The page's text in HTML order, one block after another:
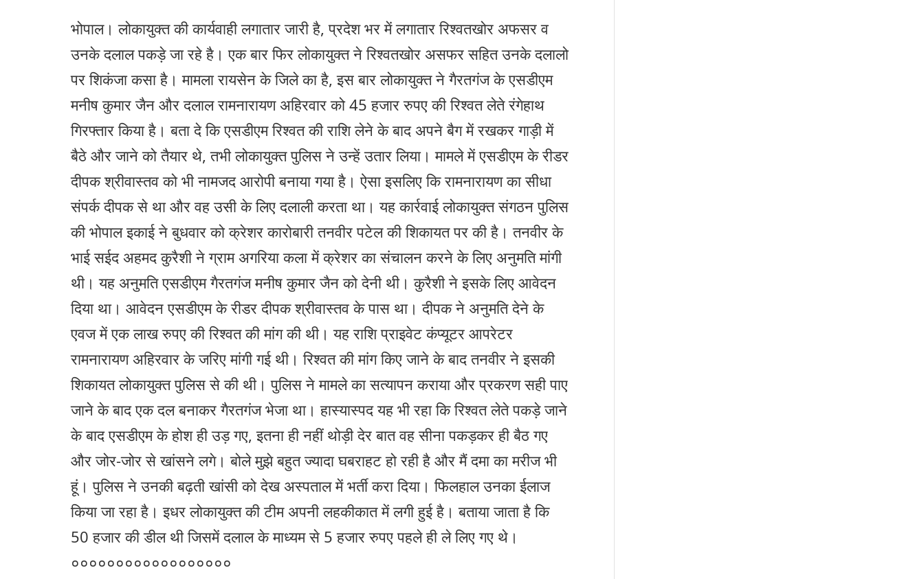
भोपाल। लोकायुक्त की कार्यवाही लगातार जारी है, प्रदेश भर में लगातार रिश्वतखोर अफसर व
उनके दलाल पकड़े जा रहे है। एक बार फिर लोकायुक्त ने रिश्वतखोर असफर सहित उनके दलालो
पर शिकंजा कसा है। मामला रायसेन के जिले का है, इस बार लोकायुक्त ने गैरतगंज के एसडीएम
मनीष कुमार जैन और दलाल रामनारायण अहिरवार को 45 हजार रुपए की रिश्वत लेते रंगेहाथ
गिरफ्तार किया है। बता दे कि एसडीएम रिश्वत की राशि लेने के बाद अपने बैग में रखकर गाड़ी में
बैठे और जाने को तैयार थे, तभी लोकायुक्त पुलिस ने उन्हें उतार लिया। मामले में एसडीएम के रीडर
दीपक श्रीवास्तव को भी नामजद आरोपी बनाया गया है। ऐसा इसलिए कि रामनारायण का सीधा
संपर्क दीपक से था और वह उसी के लिए दलाली करता था। यह कार्रवाई लोकायुक्त संगठन पुलिस
की भोपाल इकाई ने बुधवार को क्रेशर कारोबारी तनवीर पटेल की शिकायत पर की है। तनवीर के
भाई सईद अहमद कुरैशी ने ग्राम अगरिया कला में क्रेशर का संचालन करने के लिए अनुमति मांगी
थी। यह अनुमति एसडीएम गैरतगंज मनीष कुमार जैन को देनी थी। कुरैशी ने इसके लिए आवेदन
दिया था। आवेदन एसडीएम के रीडर दीपक श्रीवास्तव के पास था। दीपक ने अनुमति देने के
एवज में एक लाख रुपए की रिश्वत की मांग की थी। यह राशि प्राइवेट कंप्यूटर आपरेटर
रामनारायण अहिरवार के जरिए मांगी गई थी। रिश्वत की मांग किए जाने के बाद तनवीर ने इसकी
शिकायत लोकायुक्त पुलिस से की थी। पुलिस ने मामले का सत्यापन कराया और प्रकरण सही पाए
जाने के बाद एक दल बनाकर गैरतगंज भेजा था। हास्यास्पद यह भी रहा कि रिश्वत लेते पकड़े जाने
के बाद एसडीएम के होश ही उड़ गए, इतना ही नहीं थोड़ी देर बात वह सीना पकड़कर ही बैठ गए
और जोर-जोर से खांसने लगे। बोले मुझे बहुत ज्यादा घबराहट हो रही है और मैं दमा का मरीज भी
हूं। पुलिस ने उनकी बढ़ती खांसी को देख अस्पताल में भर्ती करा दिया। फिलहाल उनका ईलाज
किया जा रहा है। इधर लोकायुक्त की टीम अपनी लहकीकात में लगी हुई है। बताया जाता है कि
50 हजार की डील थी जिसमें दलाल के माध्यम से 5 हजार रुपए पहले ही ले लिए गए थे।
००००००००००००००००००